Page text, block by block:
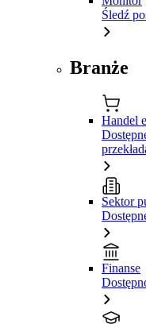
Śledź
Branże
Handel
Sektor
Finanse